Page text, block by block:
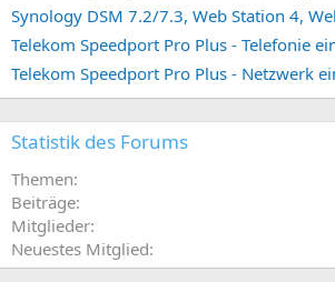
Telekom Speedport Pro Plus - Telefonie
Telekom Speedport Pro Plus - Netzwerk
Statistik des Forums
Themen
Beiträge
Mitglieder
Neuestes Mitglied